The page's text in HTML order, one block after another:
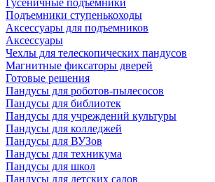
Гусеничные подъемники
Подъемники ступенькоходы
Аксессуары для подъемников
Аксессуары
Чехлы для телескопических пандусов
Магнитные фиксаторы дверей
Готовые решения
Пандусы для роботов-пылесосов
Пандусы для библиотек
Пандусы для учреждений культуры
Пандусы для колледжей
Пандусы для ВУЗов
Пандусы для техникума
Пандусы для школ
Пандусы для детских садов